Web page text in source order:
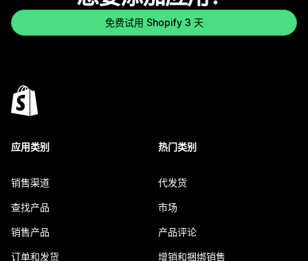
免费试用 Shopify 3 天
应用类别
销售渠道
查找产品
销售产品
订单和发货
热门类别
代发货
市场
产品评论
增销和捆绑销售